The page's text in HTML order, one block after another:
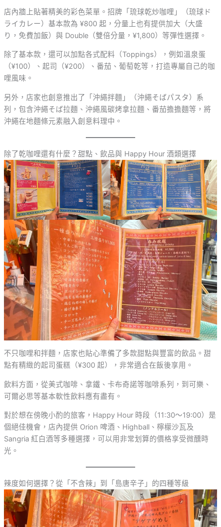
店內牆上貼著精美的彩色菜單。招牌「琉球乾炒咖哩」（琉球ド
ライカレー）基本款為 ¥800 起，分量上也有提供加大（大盛
り，免費加飯）與 Double（雙倍分量，¥1,800）等彈性選擇。
除了基本款，還可以加點各式配料（Toppings），例如溫泉蛋
（¥100）、起司（¥200）、番茄、葡萄乾等，打造專屬自己的咖
哩風味。
另外，店家也創意推出了「沖繩拌麵」（沖繩そばパスタ）系
列，包含沖繩そば拉麵、沖繩風碳烤拿拉麵、番茄擔擔麵等，將
沖繩在地麵條元素融入創意料理中。
除了乾咖哩還有什麼？甜點、飲品與 Happy Hour 酒類選擇
不只咖哩和拌麵，店家也貼心準備了多款甜點與豐富的飲品。甜
點有精緻的起司蛋糕（¥300 起），非常適合在飯後享用。
飲料方面，從美式咖啡、拿鐵、卡布奇諾等咖啡系列，到可樂、
可爾必思等基本軟性飲料應有盡有。
對於想在傍晚小酌的旅客，Happy Hour 時段（11:30～19:00）是
個絕佳機會，店內提供 Orion 啤酒、Highball、檸檬沙瓦及
Sangria 紅白酒等多種選擇，可以用非常划算的價格享受微醺時
光。
辣度如何選擇？從「不含辣」到「島唐辛子」的四種等級